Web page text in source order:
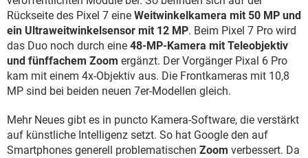
Rückseite des Pixel 7 eine Weitwinkelkamera mit 50 MP und
ein Ultraweitwinkelsensor mit 12 MP. Beim Pixel 7 Pro wird
das Duo noch durch eine 48-MP-Kamera mit Teleobjektiv
und fünffachem Zoom ergänzt. Der Vorgänger Pixal 6 Pro
kam mit einem 4x-Objektiv aus. Die Frontkameras mit 10,8
MP sind bei beiden neuen 7er-Modellen gleich.
Mehr Neues gibt es in puncto Kamera-Software, die verstärkt
auf künstliche Intelligenz setzt. So hat Google den auf
Smartphones generell problematischen Zoom verbessert. Da